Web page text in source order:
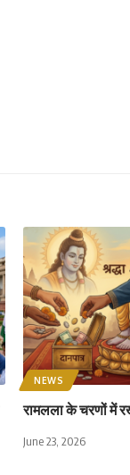
NEWS
रामलला के चरणों में
June 23, 2026